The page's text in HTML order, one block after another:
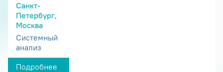
Санкт-
Петербург,
Москва
Системный
анализ
Подробнее